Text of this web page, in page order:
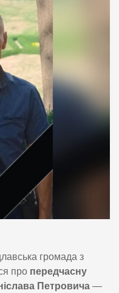
громада з
про передчасну
Петровича —